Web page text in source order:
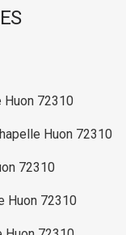
Huon 72310
Huon 72310
72310
Huon 72310